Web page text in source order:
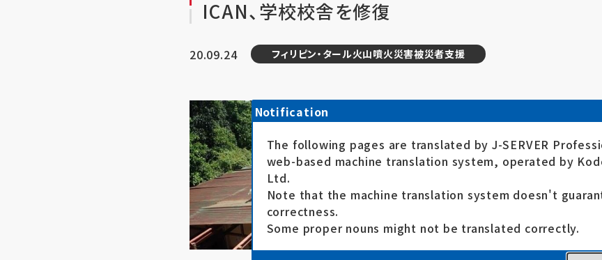
ICAN、学校校舎を修復
20.09.24 フィリピン・タール火山噴火災害被災者支援
Notification
The following pages are translated by J-SERVER
web-based machine translation system, operated by
Ltd.
Note that the machine translation system doesn't
correctness.
Some proper nouns might not be translated correctly.